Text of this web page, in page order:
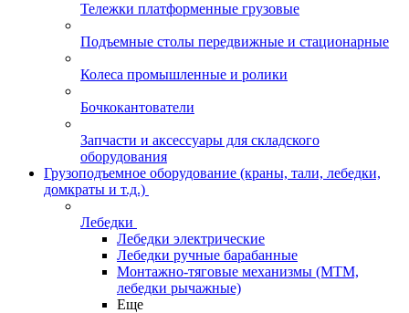
Тележки платформенные грузовые
Подъемные столы передвижные и стационарные
Колеса промышленные и ролики
Бочкокантователи
Запчасти и аксессуары для складского
оборудования
Грузоподъемное оборудование (краны, тали, лебедки,
домкраты и т.д.)
Лебедки
Лебедки электрические
Лебедки ручные барабанные
Монтажно-тяговые механизмы (МТМ,
лебедки рычажные)
Еще